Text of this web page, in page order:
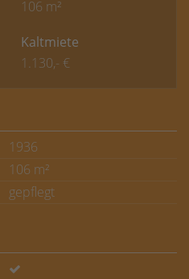
106 m²
Kaltmiete
1.130,- €
1936
106 m²
gepflegt